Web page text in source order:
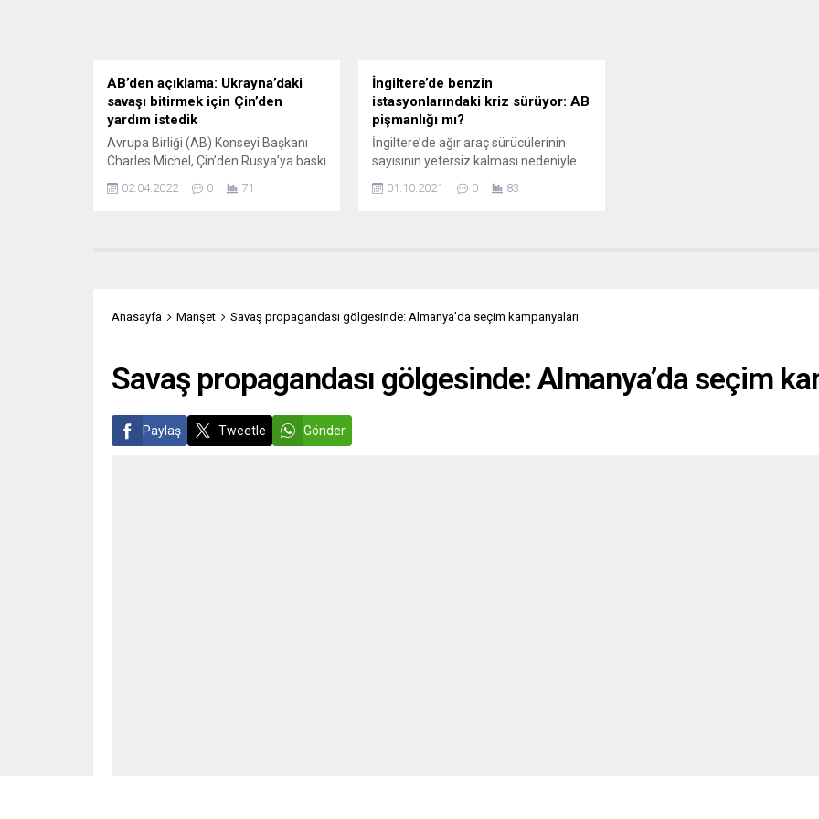
AB’den açıklama: Ukrayna’daki
savaşı bitirmek için Çin’den
yardım istedik
Avrupa Birliği (AB) Konseyi Başkanı
Charles Michel, Çin’den Rusya’ya baskı
bitirebilmek için yardım istediklerini
zirvenin Avrupa kıtasında savaş
02.04.2022 0 71
İngiltere’de benzin
istasyonlarındaki kriz sürüyor: AB
pişmanlığı mı?
İngiltere’de ağır araç sürücülerinin
sayısının yetersiz kalması nedeniyle
akaryakıt krizi ve uzun araç kuyrukları
akaryakıt olmadığını bildirdi. Geçen salı
01.10.2021 0 83
Anasayfa Manşet Savaş propagandası gölgesinde: Almanya’da seçim kampanyaları
Savaş propagandası gölgesinde: Almanya’da seçim
Paylaş Tweetle Gönder